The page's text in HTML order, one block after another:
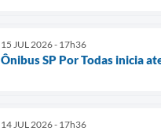
15 JUL 2026 - 17h36
Ônibus SP Por Todas inicia
14 JUL 2026 - 17h36